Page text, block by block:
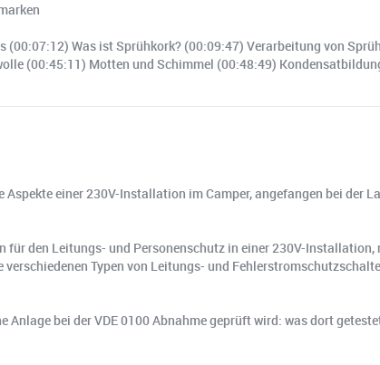
Was ist Sprühkork? (00:09:47) Verarbeitung von
(00:45:11) Motten und Schimmel (00:48:49)
einer 230V-Installation im Camper, angefangen bei der
den Leitungs- und Personenschutz in einer 230V-
verschiedenen Typen von Leitungs- und
Anlage bei der VDE 0100 Abnahme geprüft wird: was dort